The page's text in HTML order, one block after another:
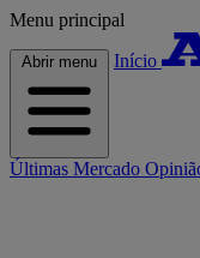
Menu principal
Abrir menu Início
Últimas Mercado